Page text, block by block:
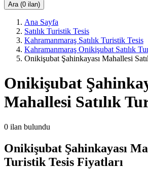
Ara (0 ilan)
Ana Sayfa
Satılık Turistik Tesis
Kahramanmaraş Satılık Turistik Tesis
Kahramanmaraş Onikişubat Satılık
Onikişubat Şahinkayası Mahallesi
Onikişubat
Mahallesi Satılık
0 ilan bulundu
Onikişubat Şahinkayası
Turistik Tesis Fiyatları